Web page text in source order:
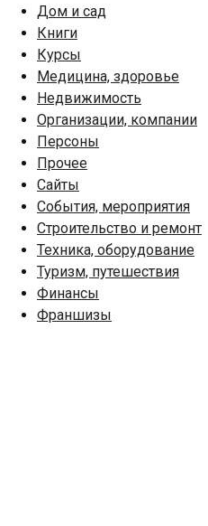
Дом и сад
Книги
Курсы
Медицина, здоровье
Недвижимость
Организации, компании
Персоны
Прочее
Сайты
События, мероприятия
Строительство и ремонт
Техника, оборудование
Туризм, путешествия
Финансы
Франшизы